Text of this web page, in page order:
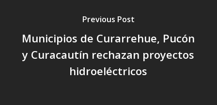
Previous Post
Municipios de Curarrehue, Pucón
y Curacautín rechazan proyectos
hidroeléctricos